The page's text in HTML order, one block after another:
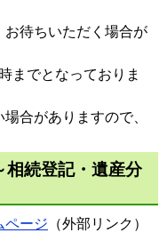
待ちいただく場合が
までとなっておりま
合がありますので、
続登記・遺産分
ページ （外部リンク）